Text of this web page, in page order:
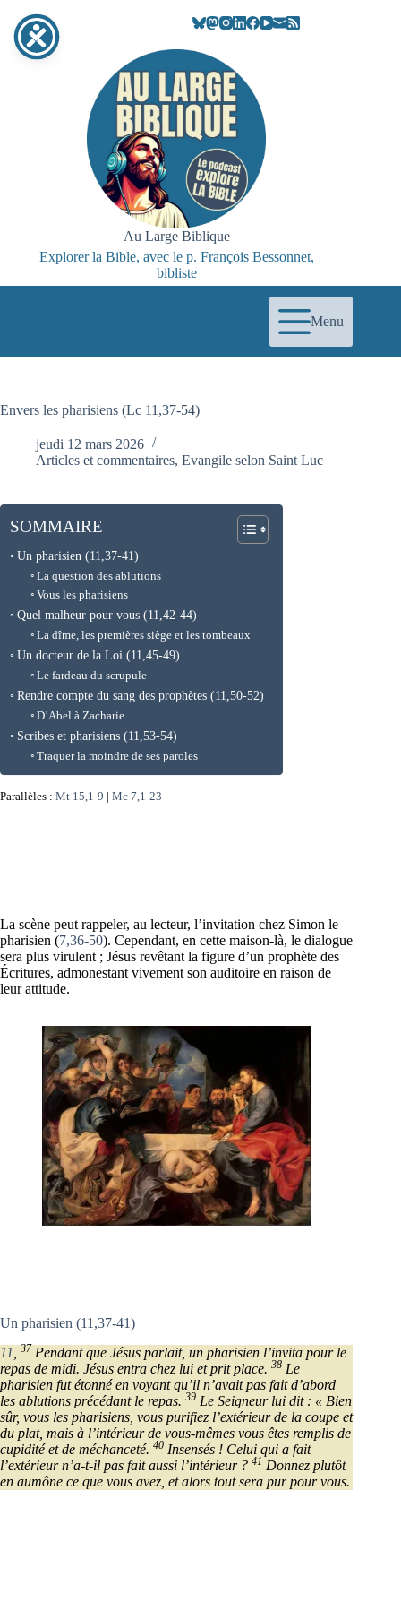
contenu
Au Large Biblique
Explorer la Bible, avec le p. François Bessonnet,
bibliste
Menu
Envers les pharisiens (Lc 11,37-54)
jeudi 12 mars 2026
Articles et commentaires, Evangile selon Saint Luc
SOMMAIRE
Un pharisien (11,37-41)
La question des ablutions
Vous les pharisiens
Quel malheur pour vous (11,42-44)
La dîme, les premières siège et les tombeaux
Un docteur de la Loi (11,45-49)
Le fardeau du scrupule
Rendre compte du sang des prophètes (11,50-52)
D’Abel à Zacharie
Scribes et pharisiens (11,53-54)
Traquer la moindre de ses paroles
Parallèles : Mt 15,1-9 | Mc 7,1-23
La scène peut rappeler, au lecteur, l’invitation chez Simon le
pharisien (7,36-50). Cependant, en cette maison-là, le dialogue
sera plus virulent ; Jésus revêtant la figure d’un prophète des
Écritures, admonestant vivement son auditoire en raison de
leur attitude.
Un pharisien (11,37-41)
11
37 Pendant que Jésus parlait, un pharisien l’invita pour le
repas de midi. Jésus entra chez lui et prit place. 38 Le
pharisien fut étonné en voyant qu’il n’avait pas fait d’abord
les ablutions précédant le repas. 39 Le Seigneur lui dit : « Bien
sûr, vous les pharisiens, vous purifiez l’extérieur de la coupe et
du plat, mais à l’intérieur de vous-mêmes vous êtes remplis de
cupidité et de méchanceté. 40 Insensés ! Celui qui a fait
l’extérieur n’a-t-il pas fait aussi l’intérieur ? 41 Donnez plutôt
en aumône ce que vous avez, et alors tout sera pur pour vous.